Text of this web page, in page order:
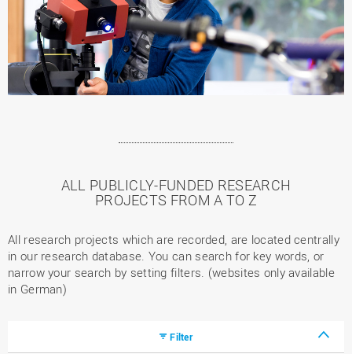
ALL PUBLICLY-FUNDED RESEARCH
PROJECTS FROM A TO Z
All research projects which are recorded, are located centrally
in our research database. You can search for key words, or
narrow your search by setting filters. (websites only available
in German)
Filter